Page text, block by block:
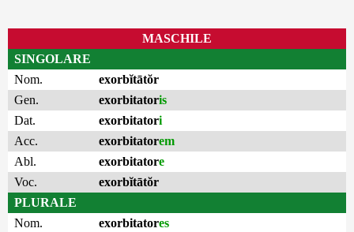
MASCHILE
SINGOLARE
Nom.
exorbĭtātŏr
Gen.
exorbitatoris
Dat.
exorbitatori
Acc.
exorbitatorem
Abl.
exorbitatore
Voc.
exorbĭtātŏr
PLURALE
Nom.
exorbitatores